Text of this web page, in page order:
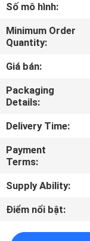
TÔI
THAM
QUAN
NHÀ
KIỂM
CHẤT
LƯỢNG
Số mô hình:
Minimum Order
Quantity:
Giá bán:
Packaging
Details:
Delivery Time:
Payment
Terms:
Supply Ability:
Điểm nổi bật: